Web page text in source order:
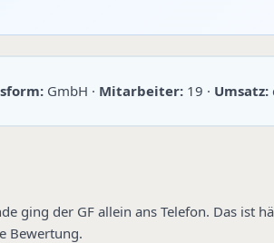
GmbH · Mitarbeiter: 19 · Umsatz:
ging der GF allein ans Telefon. Das
Bewertung.